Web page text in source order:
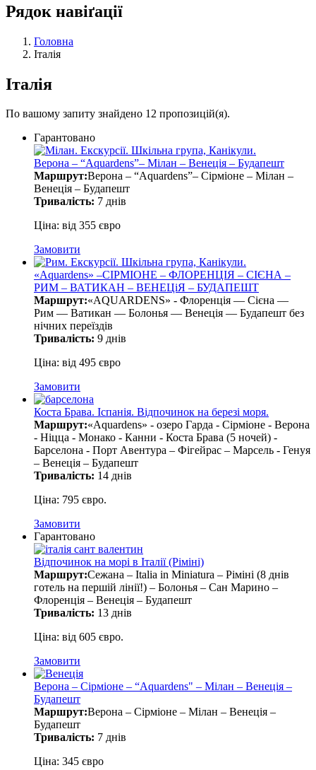
Рядок навіґації
Головна
Італія
Італія
По вашому запиту знайдено 12 пропозицій(я).
Гарантовано
Верона – “Aquardens”– Мілан – Венеція – Будапешт
Маршрут:Верона – “Aquardens”– Сірміоне – Мілан –
Венеція – Будапешт
Тривалість: 7 днів
Ціна: від 355 євро
Замовити
«Aquardens» –СІРМІОНЕ – ФЛОРЕНЦІЯ – СІЄНА –
РИМ – ВАТИКАН – ВЕНЕЦіЯ – БУДАПЕШТ
Маршрут:«AQUARDENS» - Флоренція — Сієна —
Рим — Ватикан — Болонья — Венеція — Будапешт без
нічних переїздів
Тривалість: 9 днів
Ціна: від 495 євро
Замовити
Коста Брава. Іспанія. Відпочинок на березі моря.
Маршрут:«Aquardens» - озеро Гарда - Сірміоне - Верона
- Ніцца - Монако - Канни - Коста Брава (5 ночей) -
Барселона - Порт Авентура – Фігейрас – Марсель - Генуя
– Венеція – Будапешт
Тривалість: 14 днів
Ціна: 795 євро.
Замовити
Гарантовано
Відпочинок на морі в Італії (Ріміні)
Маршрут:Сежана – Italia in Miniatura – Ріміні (8 днів
готель на першій лінії!) – Болонья – Сан Марино –
Флоренція – Венеція – Будапешт
Тривалість: 13 днів
Ціна: від 605 євро.
Замовити
Верона – Сірміоне – “Aquardens" – Мілан – Венеція –
Будапешт
Маршрут:Верона – Сірміоне – Мілан – Венеція –
Будапешт
Тривалість: 7 днів
Ціна: 345 євро